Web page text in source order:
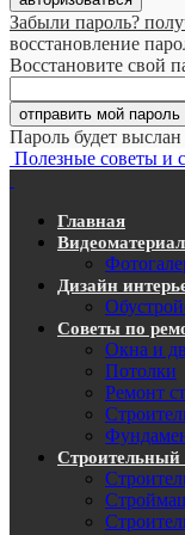
Забыли пароль?
восстановление
Восстановите свой
Пароль будет
Полезные советы и
Главная
Дизайн
Советы по
Окна и
Потолки
Ремонт
Строительный